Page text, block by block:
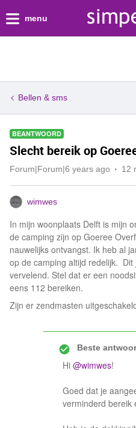
menu
Bellen & sms
BEANTWOORD
Slecht bereik op
Forum|Forum|6 years ago 12
wimwes
In mijn woonplaats Delft is mijn
de camping zijn op Goeree
nauwelijks ontvangst. Ik heb al
op de camping altijd redelijk.
vervelend. Stel dat er een
eens 112 bereiken.
Zijn er zendmasten
Beste
Hi @wimwes!
Goed dat je
verminderd bereik